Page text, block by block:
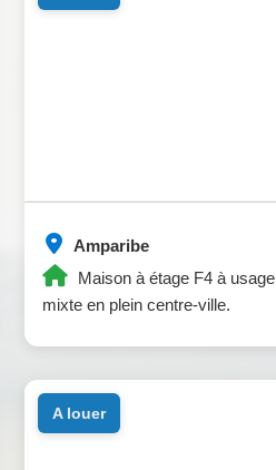
Amparibe
Maison à étage F4 à usage
mixte en plein centre-ville.
a louer